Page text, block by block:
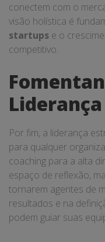
conectem com o
visão holística é
startups e o
competitivo.
Por fim, a liderança
para qualquer
coaching para a alta
espaço de reflexão,
tornarem agentes de
resultados e na
podem guiar suas